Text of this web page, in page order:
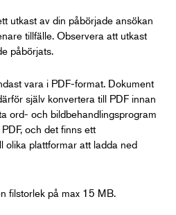
utkast av din påbörjade ansökan
tillfälle. Observera att utkast
påbörjats.
vara i PDF-format. Dokument
själv konvertera till PDF innan
ord- och bildbehandlingsprogram
och det finns ett
olika plattformar att ladda ned
filstorlek på max 15 MB.